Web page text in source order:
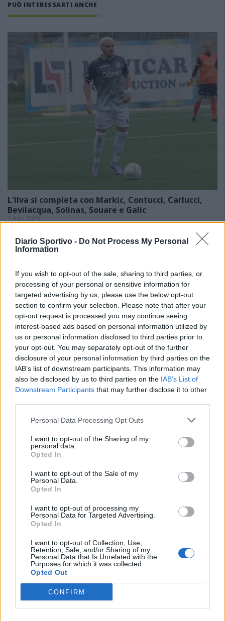
Diario Sportivo - Do Not Process My Personal
Information
If you wish to opt-out of the sale, sharing to third parties, or
processing of your personal or sensitive information for
targeted advertising by us, please use the below opt-out
section to confirm your selection. Please note that after your
opt-out request is processed you may continue seeing
interest-based ads based on personal information utilized by
us or personal information disclosed to third parties prior to
your opt-out. You may separately opt-out of the further
disclosure of your personal information by third parties on the
IAB’s list of downstream participants. This information may
also be disclosed by us to third parties on the IAB’s List of
Downstream Participants that may further disclose it to other
Personal Data Processing Opt Outs
I want to opt-out of the Sharing of my
personal data.
Opted In
I want to opt-out of the Sale of my
Personal Data.
Opted In
I want to opt-out of processing my
Personal Data for Targeted Advertising.
Opted In
I want to opt-out of Collection, Use,
Retention, Sale, and/or Sharing of my
Personal Data that Is Unrelated with the
Purposes for which it was collected.
Opted Out
CONFIRM
PUÒ INTERESSARTI ANCHE
L'Ilva si completa con Markic, Contucci, Carlucci,
Bevilacqua, Solinas, Souare e Galic
7 Ago 2026
inizia ufficialmente la stagione 2026-27 e per le squadre di Eccellenza
arrivano anche le chiusure delle trattative con la…
Su mercau sighit a regalai ispantus: est mellus
scumiti apitzus de is giòvunus o is giogadoris de
esperièntzia funt sèmpiri sa cosa mellus po
6 Ago 2026
E duncas, a cantu parrit, de su chi ndi potzu cumprendi (e megu a
brullai, est bastanti craru, berus?), seus arribbaus, nci dda eus fata,
Ogliastra
5 Ago 2026
Il CR sardo esclude anche l'Olbia: l'Usinese è
in Eccellenza, il Fonni sale in Promozione
5 Ago 2026